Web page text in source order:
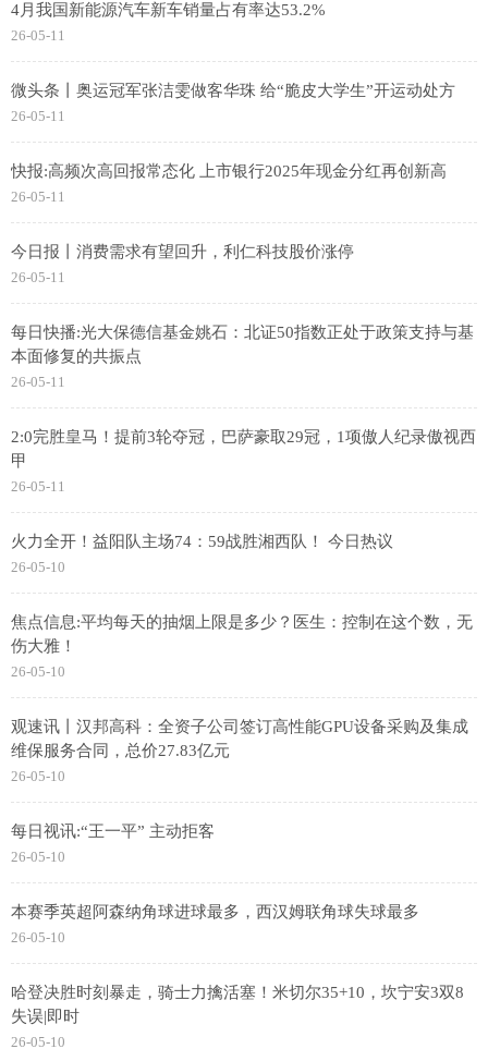
4月我国新能源汽车新车销量占有率达53.2%
26-05-11
微头条丨奥运冠军张洁雯做客华珠 给“脆皮大学生”开运动处方
26-05-11
快报:高频次高回报常态化 上市银行2025年现金分红再创新高
26-05-11
今日报丨消费需求有望回升，利仁科技股价涨停
26-05-11
每日快播:光大保德信基金姚石：北证50指数正处于政策支持与基
本面修复的共振点
26-05-11
2:0完胜皇马！提前3轮夺冠，巴萨豪取29冠，1项傲人纪录傲视西
甲
26-05-11
火力全开！益阳队主场74：59战胜湘西队！ 今日热议
26-05-10
焦点信息:平均每天的抽烟上限是多少？医生：控制在这个数，无
伤大雅！
26-05-10
观速讯丨汉邦高科：全资子公司签订高性能GPU设备采购及集成
维保服务合同，总价27.83亿元
26-05-10
每日视讯:“王一平” 主动拒客
26-05-10
本赛季英超阿森纳角球进球最多，西汉姆联角球失球最多
26-05-10
哈登决胜时刻暴走，骑士力擒活塞！米切尔35+10，坎宁安3双8
失误|即时
26-05-10